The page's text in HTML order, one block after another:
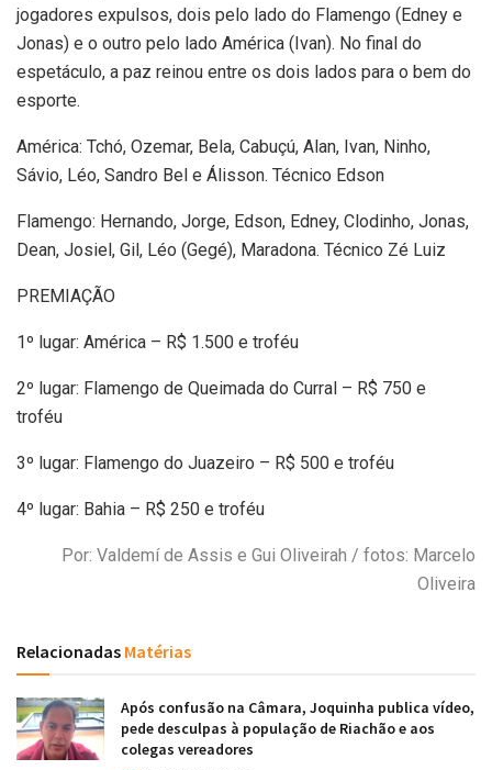
jogadores expulsos, dois pelo lado do Flamengo (Edney e
Jonas) e o outro pelo lado América (Ivan). No final do
espetáculo, a paz reinou entre os dois lados para o bem do
esporte.
América: Tchó, Ozemar, Bela, Cabuçú, Alan, Ivan, Ninho,
Sávio, Léo, Sandro Bel e Álisson. Técnico Edson
Flamengo: Hernando, Jorge, Edson, Edney, Clodinho, Jonas,
Dean, Josiel, Gil, Léo (Gegé), Maradona. Técnico Zé Luiz
PREMIAÇÃO
1º lugar: América – R$ 1.500 e troféu
2º lugar: Flamengo de Queimada do Curral – R$ 750 e
troféu
3º lugar: Flamengo do Juazeiro – R$ 500 e troféu
4º lugar: Bahia – R$ 250 e troféu
Por: Valdemí de Assis e Gui Oliveirah / fotos: Marcelo
Oliveira
Relacionadas Matérias
Após confusão na Câmara, Joquinha publica vídeo,
pede desculpas à população de Riachão e aos
colegas vereadores